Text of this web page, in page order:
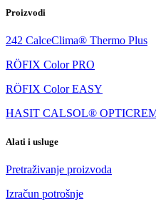
Proizvodi
242 CalceClima® Thermo Plus
RÖFIX Color PRO
RÖFIX Color EASY
HASIT CALSOL®
Alati i usluge
Pretraživanje proizvoda
Izračun potrošnje